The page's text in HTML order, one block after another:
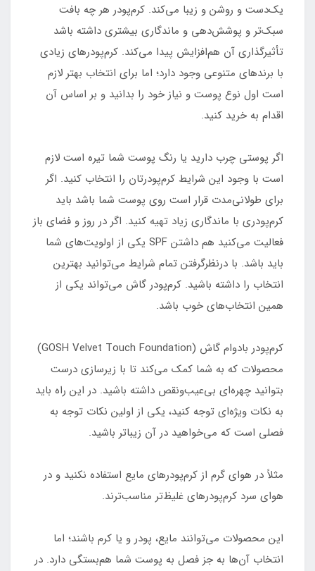
یک‌دست و روشن و زیبا می‌کند. کرم‌پودر هر چه بافت
سبک‌تر و پوشش‌دهی و ماندگاری بیشتری داشته باشد
تأثیرگذاری آن هم‌افزایش پیدا می‌کند. کرم‌پودرهای زیادی
با برندهای متنوعی وجود دارد؛ اما برای انتخاب بهتر لازم
است اول نوع پوست و نیاز خود را بدانید و بر اساس آن
اقدام به خرید کنید.
اگر پوستی چرب دارید یا رنگ پوست شما تیره است لازم
است با وجود این شرایط کرم‌پودرتان را انتخاب کنید. اگر
برای طولانی‌مدت قرار است روی پوست شما باشد باید
کرم‌پودری با ماندگاری زیاد تهیه کنید. اگر در روز و فضای باز
فعالیت می‌کنید هم داشتن SPF یکی از اولویت‌های شما
باید باشد. با درنظرگرفتن تمام شرایط می‌توانید بهترین
انتخاب را داشته باشید. کرم‌پودر گاش می‌تواند یکی از
همین انتخاب‌های خوب باشد.
کرم‌پودر بادوام گاش (GOSH Velvet Touch Foundation)
محصولات که به شما کمک می‌کند تا با زیرسازی درست
بتوانید چهره‌ای بی‌عیب‌ونقص داشته باشید. در این راه باید
به نکات ویژه‌ای توجه کنید، یکی از اولین نکات توجه به
فصلی است که می‌خواهید در آن زیباتر باشید.
مثلاً در هوای گرم از کرم‌پودرهای مایع استفاده نکنید و در
هوای سرد کرم‌پودرهای غلیظ‌تر مناسب‌ترند.
این محصولات می‌توانند مایع، پودر و یا کرم باشند؛ اما
انتخاب آن‌ها به جز فصل به پوست شما هم‌بستگی دارد. در